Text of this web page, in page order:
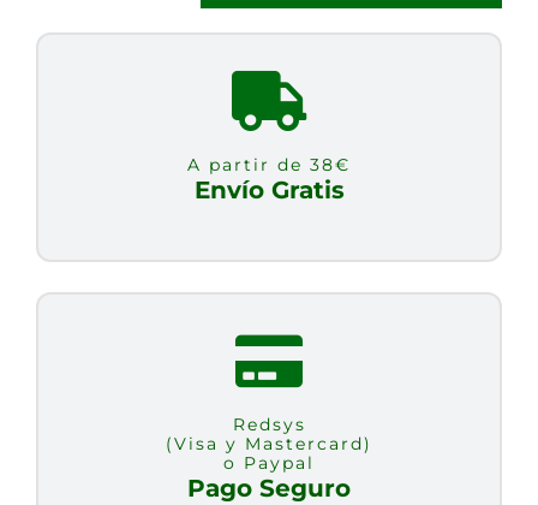
A partir de 38€
Envío Gratis
Redsys
(Visa y Mastercard)
o Paypal
Pago Seguro